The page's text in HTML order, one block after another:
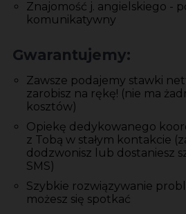
Znajomość j. angielskiego -
komunikatywny
Gwarantujemy:
Zawsze podajemy stawki
zarobisz na rękę! (nie ma
kosztów)
Opiekę dedykowanego
z Tobą w stałym kontakcie
dodzwonisz lub dostaniesz
SMS)
Szybkie rozwiązywanie
możesz się spotkać